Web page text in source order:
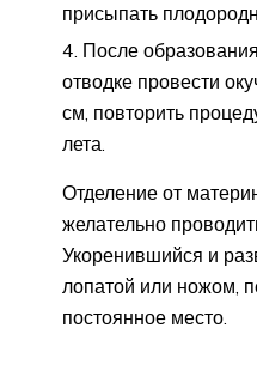
присыпать
После
отводке провести
см, повторить
лета.
Отделение от
желательно
Укоренившийся и
лопатой или ножом,
постоянное место.